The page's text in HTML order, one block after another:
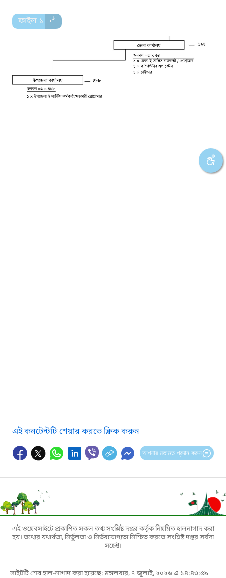
ফাইল ১
এই কনটেন্টটি শেয়ার করতে ক্লিক করুন
আপনার মতামত প্রদান করুন
এই ওয়েবসাইটে প্রকাশিত সকল তথ্য সংশ্লিষ্ট দপ্তর কর্তৃক নিয়মিত হালনাগাদ করা
হয়। তথ্যের যথার্থতা, নির্ভুলতা ও নির্ভরযোগ্যতা নিশ্চিত করতে সংশ্লিষ্ট দপ্তর সর্বদা
সচেষ্ট।
সাইটটি শেষ হাল-নাগাদ করা হয়েছে: মঙ্গলবার, ৭ জুলাই, ২০২৬ এ ১৪:৪৩:৫৯